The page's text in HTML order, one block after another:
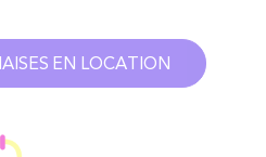
EN LOCATION